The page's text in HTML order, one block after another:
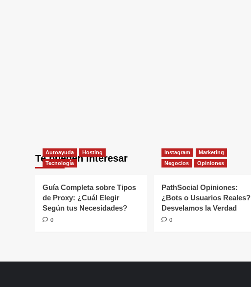
Te pueden interesar
Autoayuda
Hosting
Tecnología
Guía Completa sobre Tipos
de Proxy: ¿Cuál Elegir
Según tus Necesidades?
0
Instagram
Marketing
Negocios
Opiniones
PathSocial Opiniones:
¿Bots o Usuarios Reales?
Desvelamos la Verdad
0